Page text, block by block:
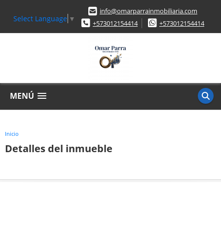
Select Language ▼
info@omarparrainmobiliaria.com
+573012154414
+573012154414
MENÚ
Inicio
Detalles del inmueble